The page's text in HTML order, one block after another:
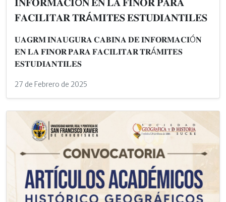
𝐅𝐀𝐂𝐈𝐋𝐈𝐓𝐀𝐑 𝐓𝐑Á𝐌𝐈𝐓𝐄𝐒 𝐄𝐒𝐓𝐔𝐃𝐈𝐀𝐍𝐓𝐈𝐋𝐄𝐒
𝐔𝐀𝐆𝐑𝐌 𝐈𝐍𝐀𝐔𝐆𝐔𝐑𝐀 𝐂𝐀𝐁𝐈𝐍𝐀 𝐃𝐄 𝐈𝐍𝐅𝐎𝐑𝐌𝐀𝐂𝐈Ó𝐍
𝐄𝐍 𝐋𝐀 𝐅𝐈𝐍𝐎𝐑 𝐏𝐀𝐑𝐀 𝐅𝐀𝐂𝐈𝐋𝐈𝐓𝐀𝐑 𝐓𝐑Á𝐌𝐈𝐓𝐄𝐒
𝐄𝐒𝐓𝐔𝐃𝐈𝐀𝐍𝐓𝐈𝐋𝐄𝐒
27 de Febrero de 2025